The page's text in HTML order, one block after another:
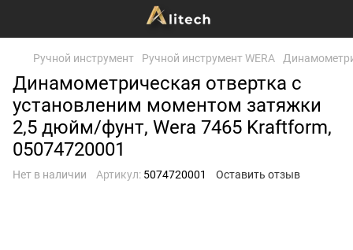
Ручной инструмент Ручной инструмент WERA
Динамометрическая отвертка с
установленим моментом затяжки
2,5 дюйм/фунт, Wera 7465 Kraftform,
05074720001
Нет в наличии Артикул: 5074720001 Оставить отзыв